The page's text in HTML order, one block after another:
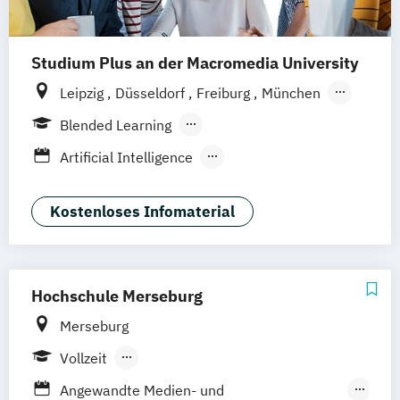
Studium Plus an der Macromedia University
Leipzig Düsseldorf Freiburg
München
Stuttgart
Berlin
Blended Learning
Berufsbegleitendes Präsenzstudium
Artificial Intelligence
Medien- und Kommunikationsmanagement
Kostenloses Infomaterial
Hochschule Merseburg
Merseburg
Vollzeit
Berufsbegleitendes Präsenzstudium
Angewandte Medien- und